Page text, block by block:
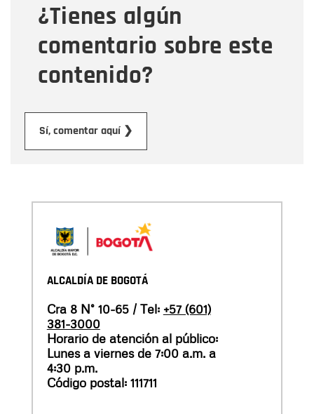
¿Tienes algún
comentario sobre este
contenido?
Sí, comentar aquí ❯
Mensaje
ALCALDÍA DE BOGOTÁ
Cra 8 N° 10-65 / Tel: +57 (601)
381-3000
Horario de atención al público:
Lunes a viernes de 7:00 a.m. a
4:30 p.m.
Código postal: 111711